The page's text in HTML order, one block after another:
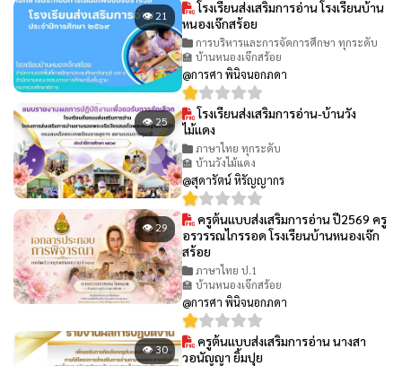
👁 21
โรงเรียนส่งเสริมการอ่าน โรงเรียนบ้าน
หนองเจ๊กสร้อย
การบริหารและการจัดการศึกษา ทุกระดับ
🏫 บ้านหนองเจ๊กสร้อย
@การศา พินิจนอกภดา
👁 25
โรงเรียนส่งเสริมการอ่าน-บ้านวัง
ไม้แดง
ภาษาไทย ทุกระดับ
🏫 บ้านวังไม้แดง
@สุดารัตน์ หิรัญญากร
👁 29
ครูต้นแบบส่งเสริมการอ่าน ปี2569 ครู
อรวรรณไกรรอด โรงเรียนบ้านหนองเจ๊ก
สร้อย
ภาษาไทย ป.1
🏫 บ้านหนองเจ๊กสร้อย
@การศา พินิจนอกภดา
👁 30
ครูต้นแบบส่งเสริมการอ่าน นางสา
วอนัญญา ยิ้มปุย